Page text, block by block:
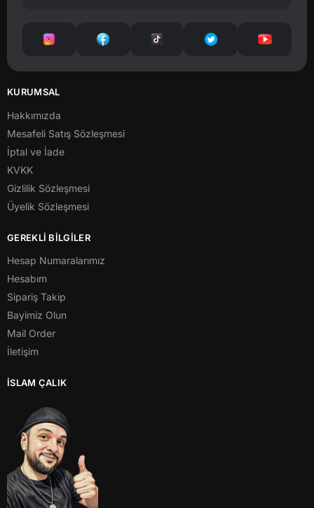
KURUMSAL
Hakkımızda
Mesafeli Satış Sözleşmesi
İptal ve İade
KVKK
Gizlilik Sözleşmesi
Üyelik Sözleşmesi
GEREKLİ BİLGİLER
Hesap Numaralarımız
Hesabım
Sipariş Takip
Bayimiz Olun
Mail Order
İletişim
İSLAM ÇALIK